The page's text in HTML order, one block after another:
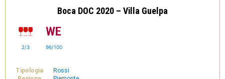
Boca DOC 2020 – Villa Guelpa
2/3 96/100
Tipologia
Rossi